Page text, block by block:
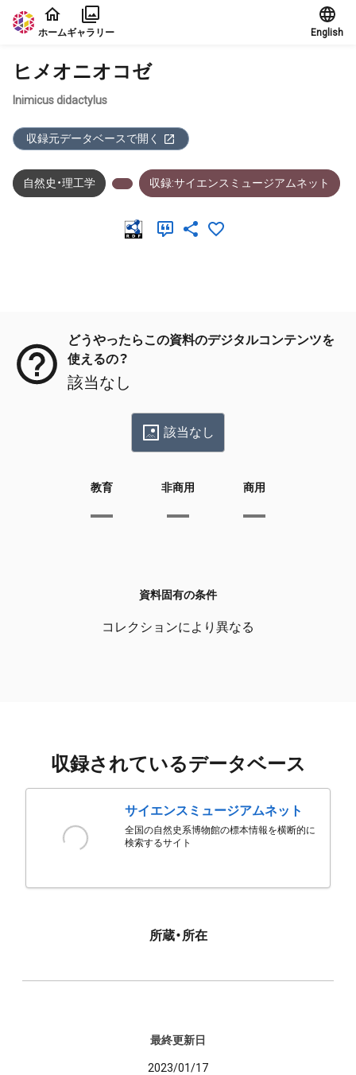
本文に飛ぶ
ホームギャラリー English
ヒメオニオコゼ
Inimicus didactylus
収録元データベースで開く
自然史・理工学 収録:サイエンスミュージアムネット
どうやったらこの資料のデジタルコンテンツを
使えるの？
該当なし
該当なし
教育 非商用 商用
資料固有の条件
コレクションにより異なる
収録されているデータベース
サイエンスミュージアムネット
全国の自然史系博物館の標本情報を横断的に
検索するサイト
所蔵・所在
最終更新日
2023/01/17